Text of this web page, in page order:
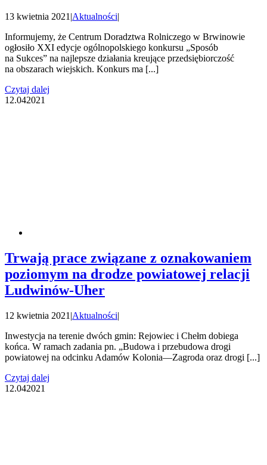
13 kwietnia 2021 |Aktualności|
Informujemy, że Centrum Doradztwa Rolniczego w Brwinowie
ogłosiło XXI edycje ogólnopolskiego konkursu „Sposób
na Sukces” na najlepsze działania kreujące przedsiębiorczość
na obszarach wiejskich. Konkurs ma [...]
Czytaj dalej
12.042021
Trwają prace związane z oznakowaniem
poziomym na drodze powiatowej relacji
Ludwinów-Uher
12 kwietnia 2021 |Aktualności|
Inwestycja na terenie dwóch gmin: Rejowiec i Chełm dobiega
końca. W ramach zadania pn. „Budowa i przebudowa drogi
powiatowej na odcinku Adamów Kolonia—Zagroda oraz drogi [...]
Czytaj dalej
12.042021